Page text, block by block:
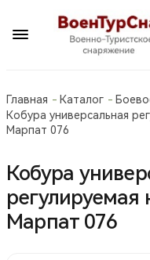
Главная Каталог
Кобура универсальная
Марпат 076
Кобура
регулируемая
Марпат 076